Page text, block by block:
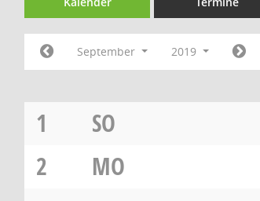
September 2019
1
SO
2
MO